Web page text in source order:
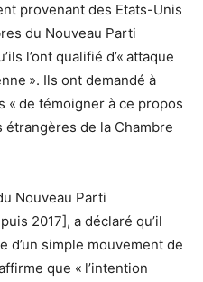
provenant des Etats-Unis
du Nouveau Parti
l’ont qualifié d’« attaque
». Ils ont demandé à
« de témoigner à ce propos
de la Chambre
Nouveau Parti
2017], a déclaré qu’il
d’un simple mouvement de
que « l’intention